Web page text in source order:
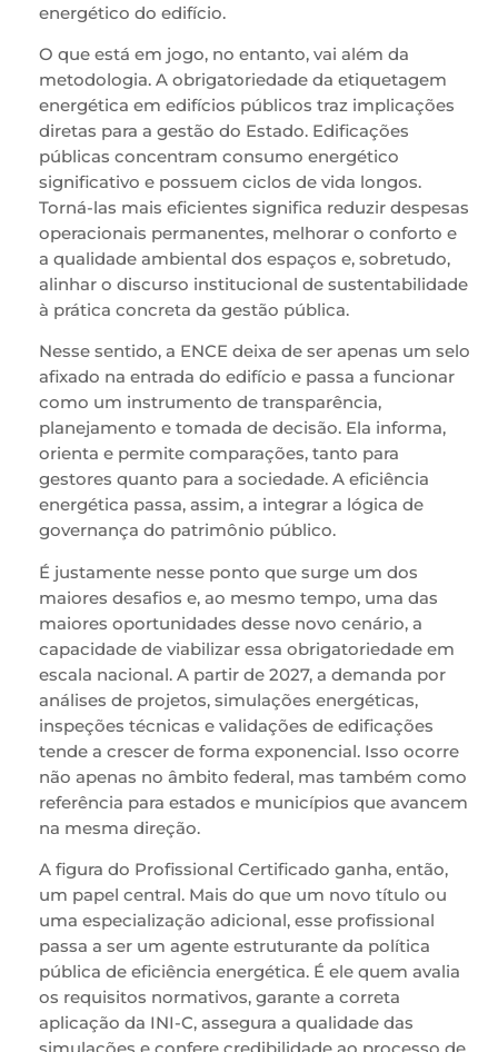
energético do edifício.
O que está em jogo, no entanto, vai além da
metodologia. A obrigatoriedade da etiquetagem
energética em edifícios públicos traz implicações
diretas para a gestão do Estado. Edificações
públicas concentram consumo energético
significativo e possuem ciclos de vida longos.
Torná-las mais eficientes significa reduzir despesas
operacionais permanentes, melhorar o conforto e
a qualidade ambiental dos espaços e, sobretudo,
alinhar o discurso institucional de sustentabilidade
à prática concreta da gestão pública.
Nesse sentido, a ENCE deixa de ser apenas um selo
afixado na entrada do edifício e passa a funcionar
como um instrumento de transparência,
planejamento e tomada de decisão. Ela informa,
orienta e permite comparações, tanto para
gestores quanto para a sociedade. A eficiência
energética passa, assim, a integrar a lógica de
governança do patrimônio público.
É justamente nesse ponto que surge um dos
maiores desafios e, ao mesmo tempo, uma das
maiores oportunidades desse novo cenário, a
capacidade de viabilizar essa obrigatoriedade em
escala nacional. A partir de 2027, a demanda por
análises de projetos, simulações energéticas,
inspeções técnicas e validações de edificações
tende a crescer de forma exponencial. Isso ocorre
não apenas no âmbito federal, mas também como
referência para estados e municípios que avancem
na mesma direção.
A figura do Profissional Certificado ganha, então,
um papel central. Mais do que um novo título ou
uma especialização adicional, esse profissional
passa a ser um agente estruturante da política
pública de eficiência energética. É ele quem avalia
os requisitos normativos, garante a correta
aplicação da INI-C, assegura a qualidade das